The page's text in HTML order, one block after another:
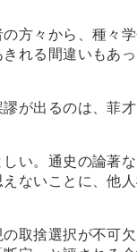
方々から、種々
れる間違いもあ
が出るのは、菲
い。通史の論著
ないことに、他
取捨選択が不可